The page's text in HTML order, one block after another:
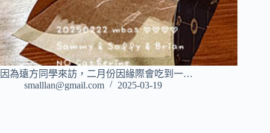
因為遠方同學來訪，二月份因緣際會吃到一…
smalllan@gmail.com
2025-03-19